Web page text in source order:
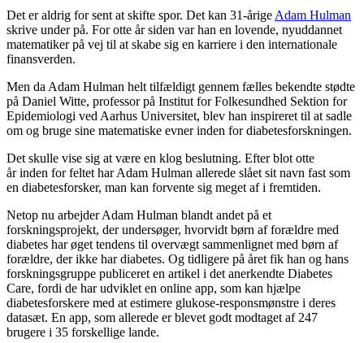
Det er aldrig for sent at skifte spor. Det kan 31-årige Adam Hulman
skrive under på. For otte år siden var han en lovende, nyuddannet
matematiker på vej til at skabe sig en karriere i den internationale
finansverden.
Men da Adam Hulman helt tilfældigt gennem fælles bekendte stødte
på Daniel Witte, professor på Institut for Folkesundhed Sektion for
Epidemiologi ved Aarhus Universitet, blev han inspireret til at sadle
om og bruge sine matematiske evner inden for diabetesforskningen.
Det skulle vise sig at være en klog beslutning. Efter blot otte
år inden for feltet har Adam Hulman allerede slået sit navn fast som
en diabetesforsker, man kan forvente sig meget af i fremtiden.
Netop nu arbejder Adam Hulman blandt andet på et
forskningsprojekt, der undersøger, hvorvidt børn af forældre med
diabetes har øget tendens til overvægt sammenlignet med børn af
forældre, der ikke har diabetes. Og tidligere på året fik han og hans
forskningsgruppe publiceret en artikel i det anerkendte Diabetes
Care, fordi de har udviklet en online app, som kan hjælpe
diabetesforskere med at estimere glukose-responsmønstre i deres
datasæt. En app, som allerede er blevet godt modtaget af 247
brugere i 35 forskellige lande.